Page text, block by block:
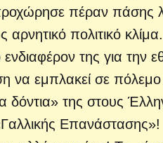
πέραν πάσης
πολιτικό
της για την
να εμπλακεί σε
δόντια» της στους